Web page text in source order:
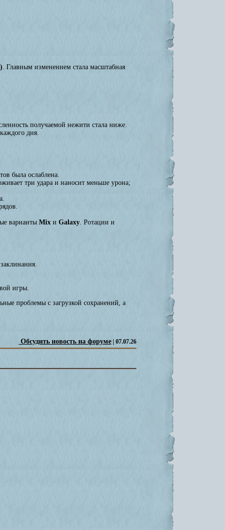
. Главным изменением стала масштабная
получаемой нежити стала ниже.
дня.
была ослаблена.
три удара и наносит меньше урона;
варианты Mix и Galaxy . Ротации и
игры.
проблемы с загрузкой сохранений, а
Обсудить новость на форуме | 07.07.26